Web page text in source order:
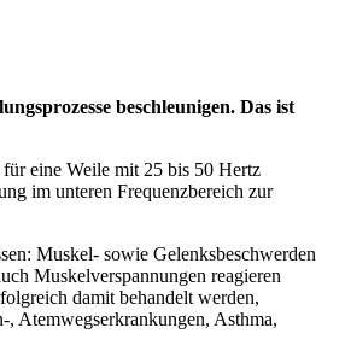
beschleunigen. Das ist
eine Weile mit 25 bis 50 Hertz
im unteren Frequenzbereich zur
Muskel- sowie Gelenksbeschwerden
Muskelverspannungen reagieren
damit behandelt werden,
Atemwegserkrankungen, Asthma,